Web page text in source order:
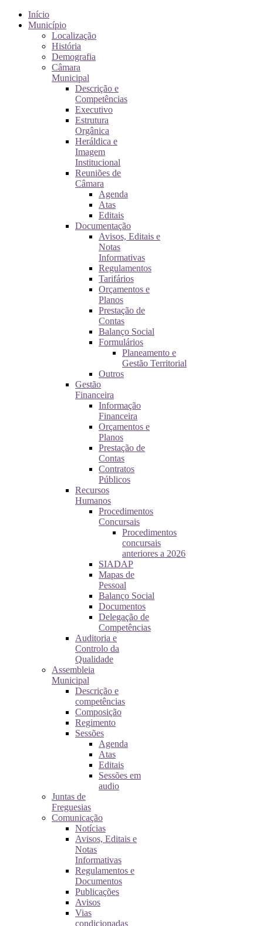
Início
Município
Localização
História
Demografia
Câmara
Municipal
Descrição e
Competências
Executivo
Estrutura
Orgânica
Heráldica e
Imagem
Institucional
Reuniões de
Câmara
Agenda
Atas
Editais
Documentação
Avisos, Editais e
Notas
Informativas
Regulamentos
Tarifários
Orçamentos e
Planos
Prestação de
Contas
Balanço Social
Formulários
Planeamento e
Gestão Territorial
Outros
Gestão
Financeira
Informação
Financeira
Orçamentos e
Planos
Prestação de
Contas
Contratos
Públicos
Recursos
Humanos
Procedimentos
Concursais
Procedimentos
concursais
anteriores a 2026
SIADAP
Mapas de
Pessoal
Balanço Social
Documentos
Delegação de
Competências
Auditoria e
Controlo da
Qualidade
Assembleia
Municipal
Descrição e
competências
Composição
Regimento
Sessões
Agenda
Atas
Editais
Sessões em
audio
Juntas de
Freguesias
Comunicação
Notícias
Avisos, Editais e
Notas
Informativas
Regulamentos e
Documentos
Publicações
Avisos
Vias
condicionadas